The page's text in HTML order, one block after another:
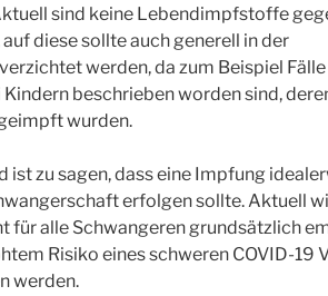
sind keine Lebendimpfstoffe
auf diese sollte auch generell in der
werden, da zum Beispiel
Kindern beschrieben worden sind,
wurden.
ist zu sagen, dass eine Impfung
erfolgen sollte. Aktuell
für alle Schwangeren grundsätzlich
Risiko eines schweren COVID-19
werden.